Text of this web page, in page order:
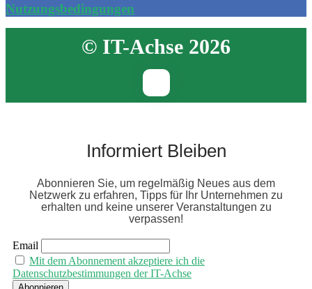
Nutzungsbedingungen
© IT-Achse 2026
Informiert Bleiben
Abonnieren Sie, um regelmäßig Neues aus dem
Netzwerk zu erfahren, Tipps für Ihr Unternehmen zu
erhalten und keine unserer Veranstaltungen zu
verpassen!
Email
Mit dem Abonnement akzeptiere ich die
Datenschutzbestimmungen der IT-Achse